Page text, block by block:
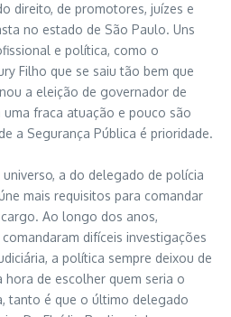
direito, de promotores, juízes e
no estado de São Paulo. Uns
e política, como o
Filho que se saiu tão bem que
a eleição de governador de
fraca atuação e pouco são
a Segurança Pública é prioridade.
a do delegado de polícia
mais requisitos para comandar
Ao longo dos anos,
difíceis investigações
a política sempre deixou de
hora de escolher quem seria o
tanto é que o último delegado